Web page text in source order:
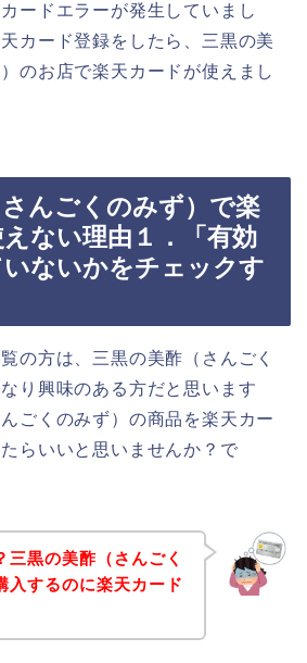
ードエラーが発生していまし
カード登録をしたら、三黒の美
のお店で楽天カードが使えまし
んごくのみず）で楽
ない理由１．「有効
ないかをチェックす
の方は、三黒の美酢（さんごく
り興味のある方だと思います
ごくのみず）の商品を楽天カー
らいいと思いませんか？で
三黒の美酢（さんごく
入するのに楽天カード